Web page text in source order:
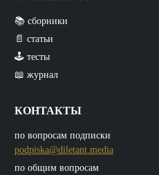
📚 сборники
📄 статьи
🕹️ тесты
📖 журнал
КОНТАКТЫ
по вопросам подписки
podpiska@diletant.media
по общим вопросам